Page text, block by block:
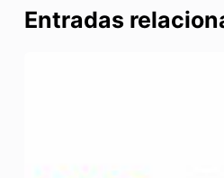
Entradas